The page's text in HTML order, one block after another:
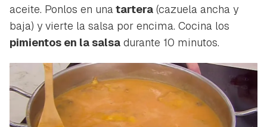
aceite. Ponlos en unatartera (cazuela ancha y
baja) y vierte la salsa por encima. Cocina los
pimientos en la salsa durante 10 minutos.